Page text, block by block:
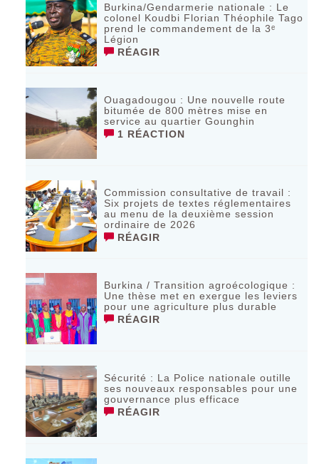
Burkina/Gendarmerie nationale : Le
colonel Koudbi Florian Théophile Tago
prend le commandement de la 3ᵉ
Légion
RÉAGIR
Ouagadougou : Une nouvelle route
bitumée de 800 mètres mise en
service au quartier Gounghin
1 RÉACTION
Commission consultative de travail :
Six projets de textes réglementaires
au menu de la deuxième session
ordinaire de 2026
RÉAGIR
Burkina / Transition agroécologique :
Une thèse met en exergue les leviers
pour une agriculture plus durable
RÉAGIR
Sécurité : La Police nationale outille
ses nouveaux responsables pour une
gouvernance plus efficace
RÉAGIR